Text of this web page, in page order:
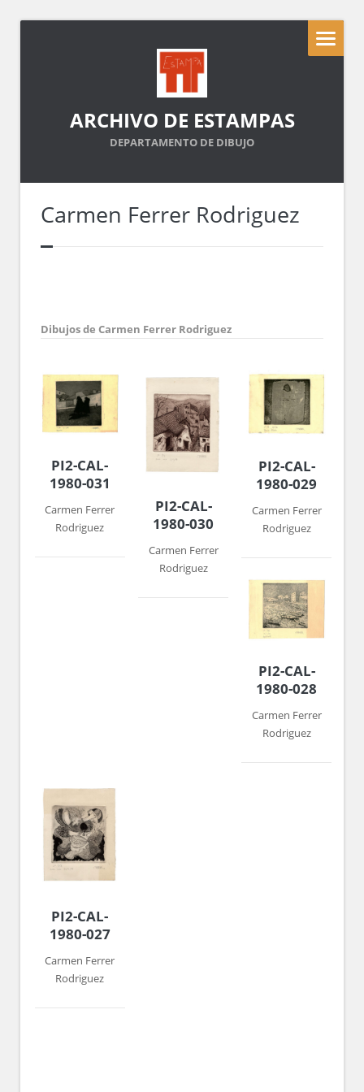
ARCHIVO DE ESTAMPAS
DEPARTAMENTO DE DIBUJO
Carmen Ferrer Rodriguez
Dibujos de Carmen Ferrer Rodriguez
PI2-CAL-
1980-031
Carmen Ferrer
Rodriguez
PI2-CAL-
1980-030
Carmen Ferrer
Rodriguez
PI2-CAL-
1980-029
Carmen Ferrer
Rodriguez
PI2-CAL-
1980-028
Carmen Ferrer
Rodriguez
PI2-CAL-
1980-027
Carmen Ferrer
Rodriguez